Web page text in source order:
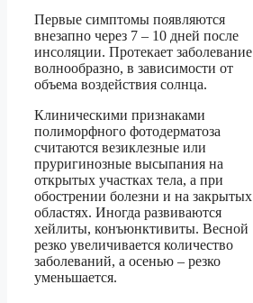
Первые симптомы появляются
внезапно через 7 – 10 дней после
инсоляции. Протекает заболевание
волнообразно, в зависимости от
объема воздействия солнца.
Клиническими признаками
полиморфного фотодерматоза
считаются везиклезные или
пруригинозные высыпания на
открытых участках тела, а при
обострении болезни и на закрытых
областях. Иногда развиваются
хейлиты, конъюнктивиты. Весной
резко увеличивается количество
заболеваний, а осенью – резко
уменьшается.